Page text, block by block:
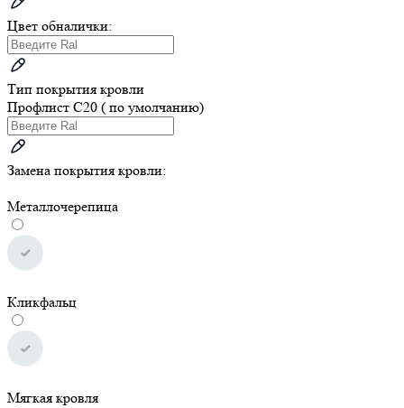
Цвет обналички:
Тип покрытия кровли
Профлист С20 ( по умолчанию)
Замена покрытия кровли:
Металлочерепица
Кликфальц
Мягкая кровля